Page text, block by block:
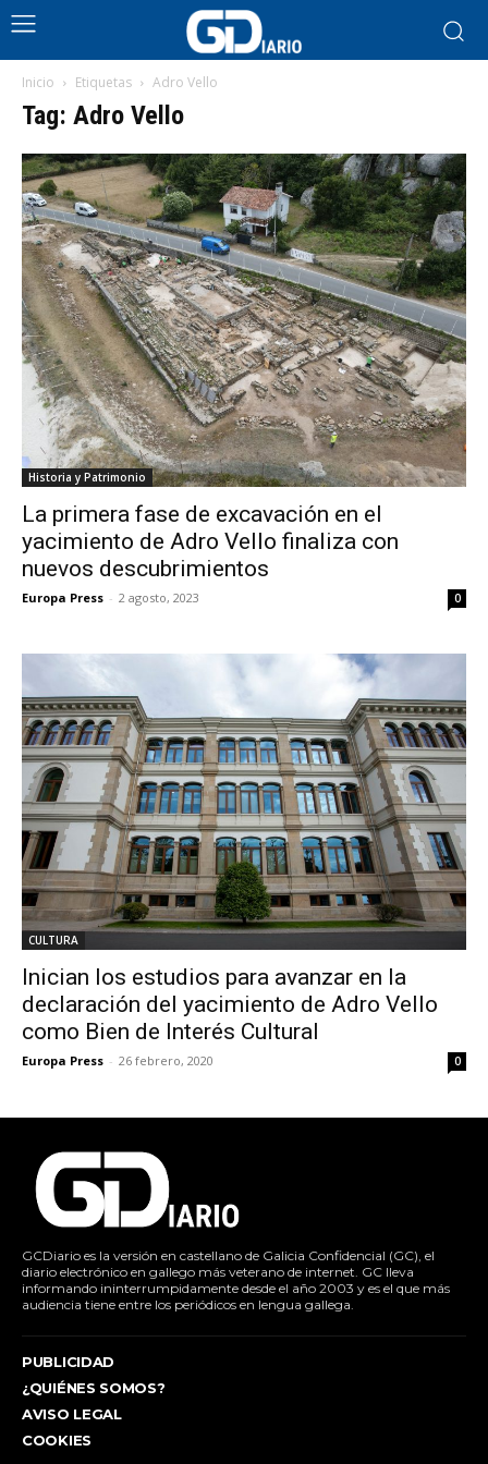
Inicio Etiquetas Adro Vello
Tag: Adro Vello
Historia y Patrimonio
La primera fase de excavación en el
yacimiento de Adro Vello finaliza con
nuevos descubrimientos
Europa Press - 2 agosto, 2023 0
CULTURA
Inician los estudios para avanzar en la
declaración del yacimiento de Adro Vello
como Bien de Interés Cultural
Europa Press - 26 febrero, 2020 0
GCDiario es la versión en castellano de Galicia Confidencial (GC), el
diario electrónico en gallego más veterano de internet. GC lleva
informando ininterrumpidamente desde el año 2003 y es el que más
audiencia tiene entre los periódicos en lengua gallega.
PUBLICIDAD
¿QUIÉNES SOMOS?
AVISO LEGAL
COOKIES